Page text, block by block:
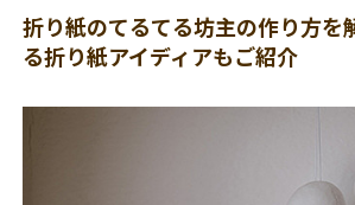
折り紙のてるてる坊主の作り方を
る折り紙アイディアもご紹介